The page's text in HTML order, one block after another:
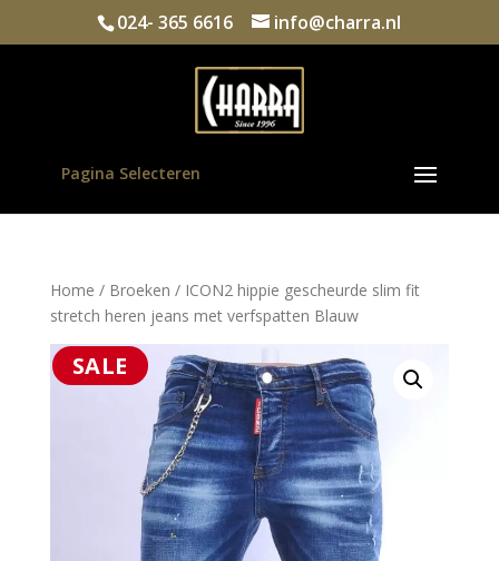
024- 365 6616 info@charra.nl
Pagina Selecteren
Home / Broeken / ICON2 hippie gescheurde slim fit
stretch heren jeans met verfspatten Blauw
SALE